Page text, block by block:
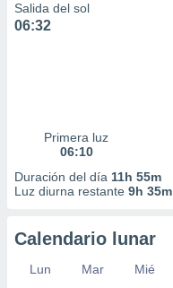
Salida del sol
06:32
Primera luz
06:10
Duración del día 11h 55m
Luz diurna restante 9h 35m
Calendario lunar
Lun Mar Mié